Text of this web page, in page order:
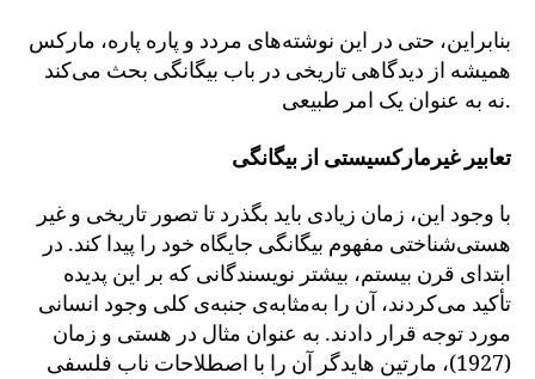
بنابراین، حتی در این نوشته‌های مردد و پاره پاره، مارکس
همیشه از دیدگاهی تاریخی در باب بیگانگی بحث می‌کند
نه به عنوان یک امر طبیعی.
تعابیر غیرمارکسیستی از بیگانگی
با وجود این، زمان زیادی باید بگذرد تا تصور تاریخی و غیر
هستی‌شناختی مفهوم بیگانگی جایگاه خود را پیدا کند. در
ابتدای قرن بیستم، بیشتر نویسندگانی که بر این پدیده
تأکید می‌کردند، آن را به‌مثابه‌ی جنبه‌ی کلی وجود انسانی
مورد توجه قرار دادند. به عنوان مثال در هستی و زمان
(1927)، مارتین هایدگر آن را با اصطلاحات ناب فلسفی